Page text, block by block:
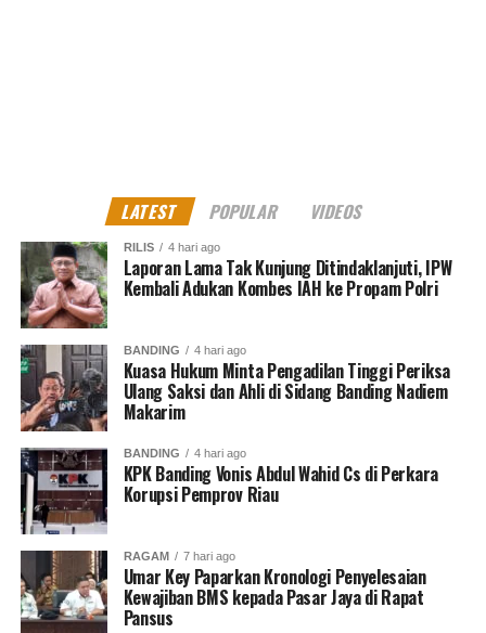
LATEST POPULAR VIDEOS
RILIS 4 hari ago
Laporan Lama Tak Kunjung Ditindaklanjuti, IPW
Kembali Adukan Kombes IAH ke Propam Polri
BANDING 4 hari ago
Kuasa Hukum Minta Pengadilan Tinggi Periksa
Ulang Saksi dan Ahli di Sidang Banding Nadiem
Makarim
BANDING 4 hari ago
KPK Banding Vonis Abdul Wahid Cs di Perkara
Korupsi Pemprov Riau
RAGAM 7 hari ago
Umar Key Paparkan Kronologi Penyelesaian
Kewajiban BMS kepada Pasar Jaya di Rapat
Pansus